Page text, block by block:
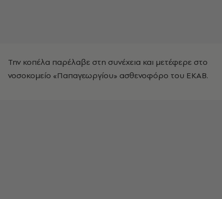
Την κοπέλα παρέλαβε στη συνέχεια και μετέφερε στο
νοσοκομείο «Παπαγεωργίου» ασθενοφόρο του ΕΚΑΒ.